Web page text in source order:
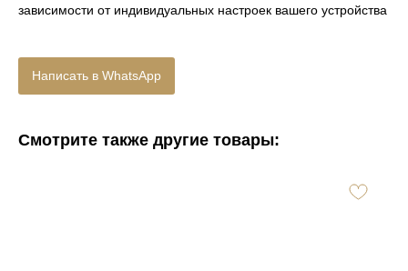
зависимости от индивидуальных настроек вашего устройства
Написать в WhatsApp
Смотрите также другие товары: